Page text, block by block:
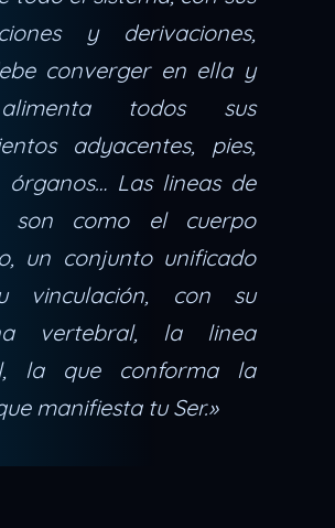
y derivaciones,
converger en ella y
todos sus
adyacentes, pies,
órganos… Las lineas de
son como el cuerpo
un conjunto unificado
vinculación, con su
vertebral, la linea
la que conforma la
manifiesta tu Ser.»